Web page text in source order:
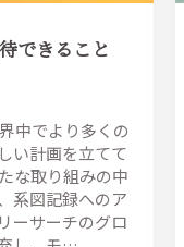
できること
中でより多くの
い計画を立てて
な取り組みの中
系図記録へのア
ーサーチのグロ